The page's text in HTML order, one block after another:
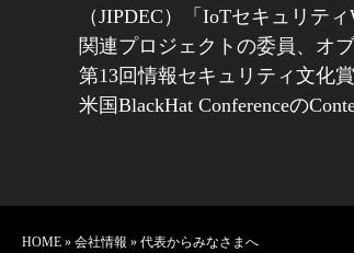
（JIPDEC）「IoTセキュリテ
関連プロジェクトの委員、オ
第13回情報セキュリティ文化賞
米国BlackHat Conferenceの
HOME » 会社情報 » 代表からみなさまへ